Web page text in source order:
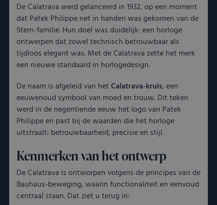
De Calatrava werd gelanceerd in 1932, op een moment
dat Patek Philippe net in handen was gekomen van de
Stern-familie. Hun doel was duidelijk: een horloge
ontwerpen dat zowel technisch betrouwbaar als
tijdloos elegant was. Met de Calatrava zette het merk
een nieuwe standaard in horlogedesign.
De naam is afgeleid van hetCalatrava-kruis, een
eeuwenoud symbool van moed en trouw. Dit teken
werd in de negentiende eeuw het logo van Patek
Philippe en past bij de waarden die het horloge
uitstraalt: betrouwbaarheid, precisie en stijl.
Kenmerken van het ontwerp
De Calatrava is ontworpen volgens de principes van de
Bauhaus-beweging, waarin functionaliteit en eenvoud
centraal staan. Dat ziet u terug in: